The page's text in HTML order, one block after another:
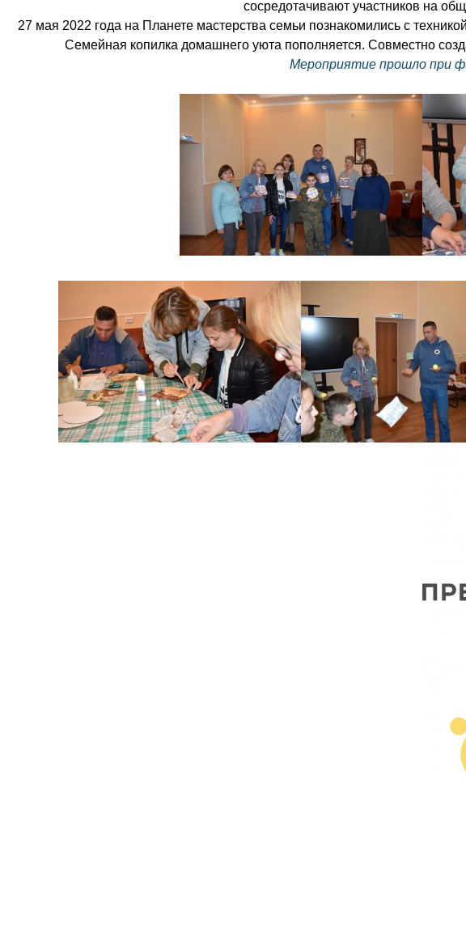
сосредотачивают участников на
27 мая 2022 года на Планете мастерства семьи познакомились с
Семейная копилка домашнего уюта пополняется. Совместно
Мероприятие прошло при